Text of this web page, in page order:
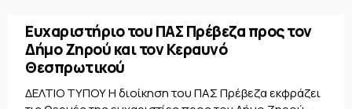
Ευχαριστήριο του ΠΑΣ Πρέβεζα προς τον
Δήμο Ζηρού και τον Κεραυνό
Θεσπρωτικού
ΔΕΛΤΙΟ ΤΥΠΟΥ Η διοίκηση του ΠΑΣ Πρέβεζα εκφράζει